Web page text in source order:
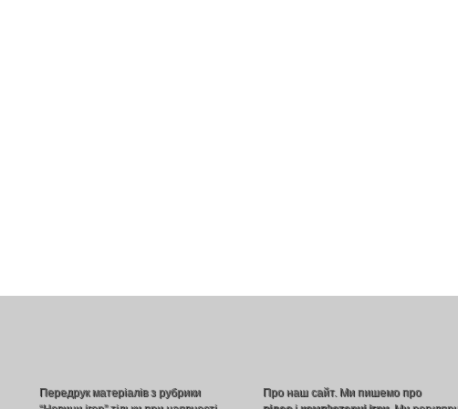
Передрук матеріалів з рубрики
Про наш сайт. Ми пишемо про